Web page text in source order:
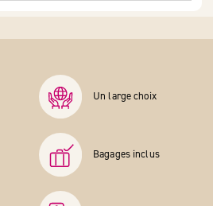
Un large choix
Bagages inclus